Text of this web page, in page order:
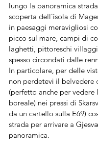
lungo la panoramica
scoperta dell'isola di
in paesaggi meravigliosi
picco sul mare, campi di
laghetti, pittoreschi
spesso circondati dalle
In particolare, per delle
non perdetevi il belvedere
(perfetto anche per vedere
boreale) nei pressi di
da un cartello sulla E69)
strada per arrivare a
panoramica.